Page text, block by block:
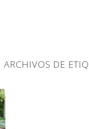
ARCHIVOS DE